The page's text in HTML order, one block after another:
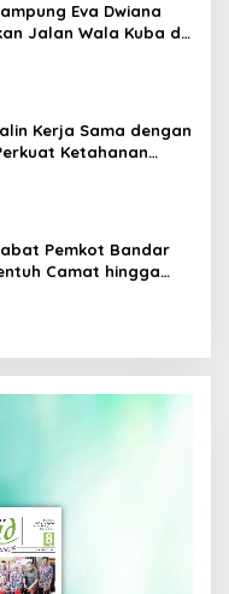
Eva Dwiana
Jalan Wala Kuba di
Kerja Sama dengan
Ketahanan
Inflasi
Pemkot Bandar
Camat hingga